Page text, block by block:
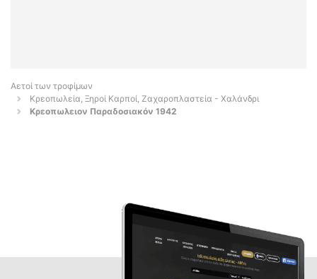
Αετοί των τροφίμων
Κρεοπωλεία, Ξηροί Καρποί, Ζαχαροπλαστεία - Χαλάνδρι
Κρεοπωλειον Παραδοσιακόν 1942